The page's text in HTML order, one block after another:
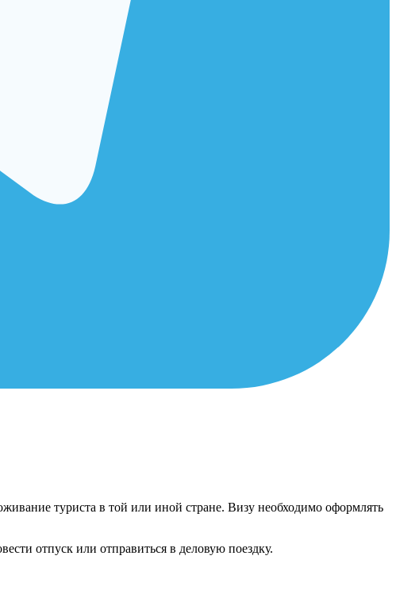
туриста в той или иной стране. Визу необходимо оформлять
отпуск или отправиться в деловую поездку.